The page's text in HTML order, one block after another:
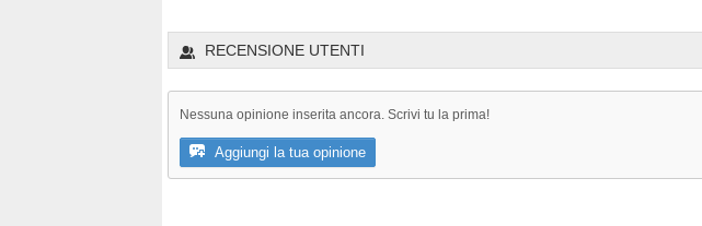
RECENSIONE UTENTI
Nessuna opinione inserita ancora. Scrivi tu la prima!
Aggiungi la tua opinione